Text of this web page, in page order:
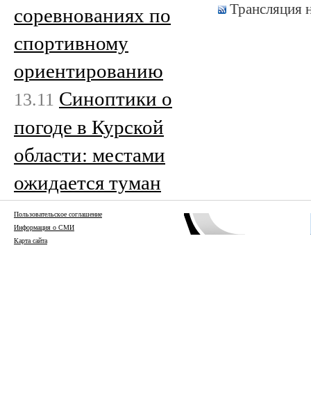
Трансляция
соревнованиях по
спортивному
ориентированию
13.11 Cиноптики о
погоде в Курской
области: местами
ожидается туман
Пользовательское соглашение
Информация о СМИ
Карта сайта